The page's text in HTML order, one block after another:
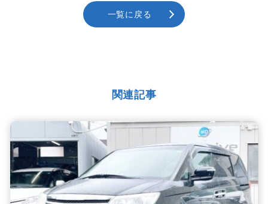
一覧に戻る
関連記事